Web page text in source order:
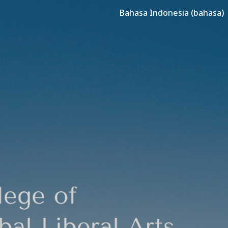
Bahasa Indonesia (bahasa)